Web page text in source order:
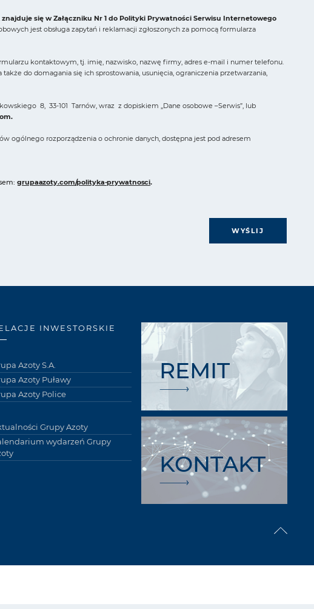
znajduje się w Załączniku Nr 1 do Polityki Prywatności Serwisu Internetowego
jest obsługa zapytań i reklamacji zgłoszonych za pomocą formularza
kontaktowym, tj. imię, nazwisko, nazwę firmy, adres e-mail i numer telefonu.
do domagania się ich sprostowania, usunięcia, ograniczenia przetwarzania,
8, 33-101 Tarnów, wraz z dopiskiem „Dane osobowe –Serwis”, lub
.
ogólnego rozporządzenia o ochronie danych, dostępna jest pod adresem
grupaazoty.com/polityka-prywatnosci.
WYŚLIJ
INWESTORSKIE
Azoty S.A.
Azoty Puławy
Azoty Police
Grupy Azoty
wydarzeń Grupy
REMIT
KONTAKT